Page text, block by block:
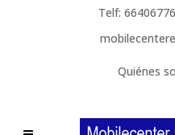
Telf:
Quiénes